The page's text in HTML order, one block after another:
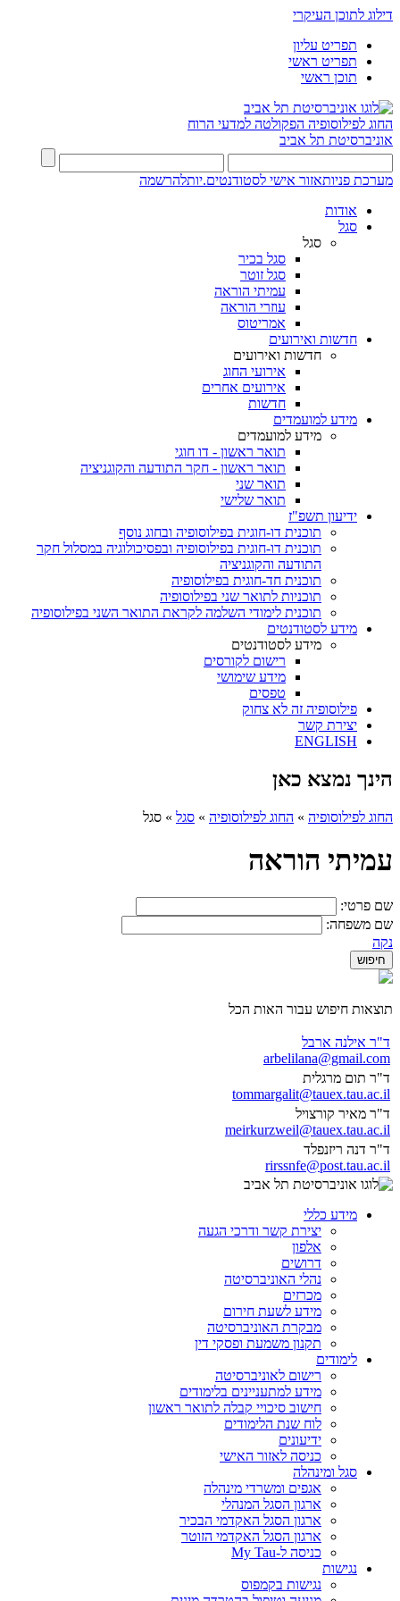
דילוג לתוכן העיקרי
תפריט עליון
תפריט ראשי
תוכן ראשי
החוג לפילוסופיה הפקולטה למדעי הרוח
אוניברסיטת תל אביב
מערכת פניותאזור אישי לסטודנטים.יותלהרשמה
אודות
סגל
סגל
סגל בכיר
סגל זוטר
עמיתי הוראה
עוזרי הוראה
אמריטוס
חדשות ואירועים
חדשות ואירועים
אירועי החוג
אירועים אחרים
חדשות
מידע למועמדים
מידע למועמדים
תואר ראשון - דו חוגי
תואר ראשון - חקר התודעה והקוגניציה
תואר שני
תואר שלישי
ידיעון תשפ"ז
תוכנית דו-חוגית בפילוסופיה ובחוג נוסף
תוכנית דו-חוגית בפילוסופיה ובפסיכולוגיה במסלול חקר
התודעה והקוגניציה
תוכנית חד-חוגית בפילוסופיה
תוכניות לתואר שני בפילוסופיה
תוכנית לימודי השלמה לקראת התואר השני בפילוסופיה
מידע לסטודנטים
מידע לסטודנטים
רישום לקורסים
מידע שימושי
טפסים
פילוסופיה זה לא צחוק
יצירת קשר
ENGLISH
הינך נמצא כאן
החוג לפילוסופיה » החוג לפילוסופיה » סגל » סגל
עמיתי הוראה
שם פרטי:
שם משפחה:
נקה
תוצאות חיפוש עבור האות הכל
ד"ר אילנה ארבל
arbelilana@gmail.com
ד"ר תום מרגלית
tommargalit@tauex.tau.ac.il
ד"ר מאיר קורצויל
meirkurzweil@tauex.tau.ac.il
ד"ר דנה ריזנפלד
rirssnfe@post.tau.ac.il
מידע כללי
יצירת קשר ודרכי הגעה
אלפון
דרושים
נהלי האוניברסיטה
מכרזים
מידע לשעת חירום
מבקרת האוניברסיטה
תקנון משמעת ופסקי דין
לימודים
רישום לאוניברסיטה
מידע למתעניינים בלימודים
חישוב סיכויי קבלה לתואר ראשון
לוח שנת הלימודים
ידיעונים
כניסה לאזור האישי
סגל ומינהלה
אגפים ומשרדי מינהלה
ארגון הסגל המנהלי
ארגון הסגל האקדמי הבכיר
ארגון הסגל האקדמי הזוטר
כניסה ל-My Tau
נגישות
נגישות בקמפוס